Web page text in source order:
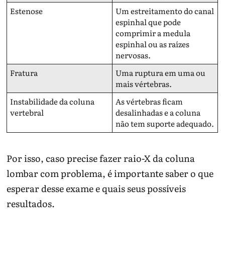
Estenose
Um estreitamento do canal
espinhal que pode
comprimir a medula
espinhal ou as raízes
nervosas.
Fratura
Uma ruptura em uma ou
mais vértebras.
Instabilidade da coluna
vertebral
As vértebras ficam
desalinhadas e a coluna
não tem suporte adequado.
Por isso, caso precise fazer raio-X da coluna
lombar com problema, é importante saber o que
esperar desse exame e quais seus possíveis
resultados.